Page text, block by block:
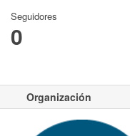
Seguidores
0
Organización